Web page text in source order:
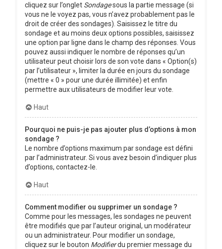
cliquez sur l’onglet Sondagesous la partie message (si
vous ne le voyez pas, vous n’avez probablement pas le
droit de créer des sondages). Saisissez le titre du
sondage et au moins deux options possibles, saisissez
une option par ligne dans le champ des réponses. Vous
pouvez aussi indiquer le nombre de réponses qu’un
utilisateur peut choisir lors de son vote dans « Option(s)
par l’utilisateur », limiter la durée en jours du sondage
(mettre « 0 » pour une durée illimitée) et enfin
permettre aux utilisateurs de modifier leur vote.
Haut
Pourquoi ne puis-je pas ajouter plus d’options à mon
sondage ?
Le nombre d’options maximum par sondage est défini
par l’administrateur. Si vous avez besoin d’indiquer plus
d’options, contactez-le.
Haut
Comment modifier ou supprimer un sondage ?
Comme pour les messages, les sondages ne peuvent
être modifiés que par l’auteur original, un modérateur
ou un administrateur. Pour modifier un sondage,
cliquez sur le bouton Modifierdu premier message du